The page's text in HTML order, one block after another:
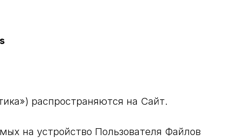
распространяются на Сайт.
на устройство Пользователя Файлов